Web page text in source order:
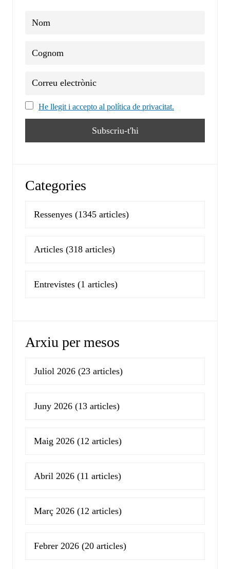
He llegit i accepto al política de privacitat.
Categories
Ressenyes (1345 articles)
Articles (318 articles)
Entrevistes (1 articles)
Arxiu per mesos
Juliol 2026 (23 articles)
Juny 2026 (13 articles)
Maig 2026 (12 articles)
Abril 2026 (11 articles)
Març 2026 (12 articles)
Febrer 2026 (20 articles)